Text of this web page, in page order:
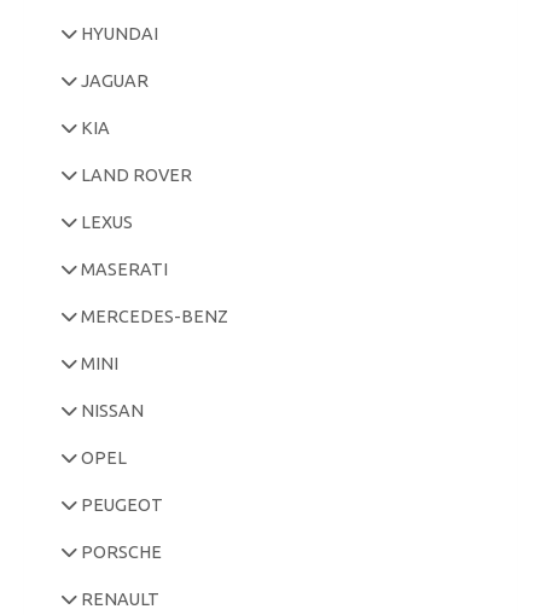
HYUNDAI
JAGUAR
KIA
LAND ROVER
LEXUS
MASERATI
MERCEDES-BENZ
MINI
NISSAN
OPEL
PEUGEOT
PORSCHE
RENAULT